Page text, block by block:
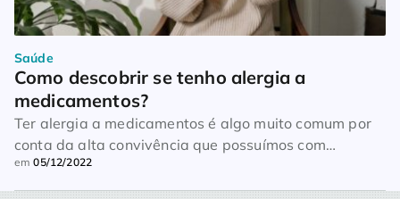
Saúde
Como descobrir se tenho alergia a
medicamentos?
Ter alergia a medicamentos é algo muito comum por
conta da alta convivência que possuímos com
remédios. O sistema imunológico recebe a dose como
se fosse um intruso no organismo, e para eliminá-lo
em05/12/2022